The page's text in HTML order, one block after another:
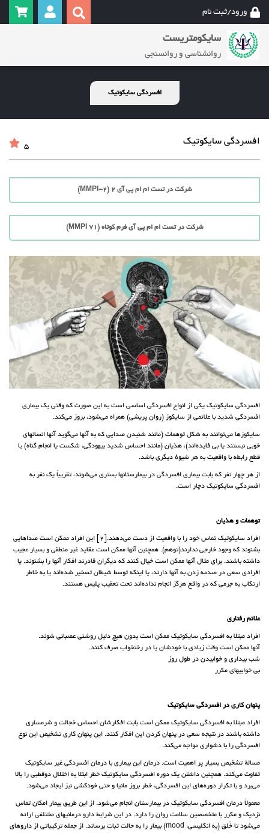
ورود/ثبت نام
سایکومتریست
روانشناسی و روانسنجی
افسردگی سایکوتیک
افسردگی سایکوتیک 5
شرکت در تست ام ام پی آی 2 (MMPI-2)
شرکت در تست ام ام پی آی فرم کوتاه (71 MMPI)
افسردگی سایکوتیک یکی از انواع افسردگی اساسی است به این صورت که وقتی یک بیماری
افسردگی شدید با علائمی از سایکوز (روان پریشی) همراه می‌شود، بروز می‌کند.
سایکوزها می‌توانند به شکل توهمات (مانند شنیدن صدایی که به آنها می‌گوید آنها انسانهای
خوبی نیستند یا بی فایده‌اند)، هذیان (مانند احساس شدید بیهودگی، شکست یا انجام گناه) یا
قطع رابطه با واقعیت به هر شیوهٔ دیگری باشد.
از هر چهار نفر که بابت بیماری افسردگی در بیمارستانها بستری می‌شوند، تقریباً یک نفر به
افسردگی سایکوتیک دچار است.
توهمات و هذیان
افراد سایکوتیک تماس خود را با واقعیت از دست می‌دهند.[2] این افراد ممکن است صداهایی
بشنوند که وجود خارجی ندارند(توهم). همچنین آنها ممکن است عقاید غیر منطقی و بسیار عجیب
داشته باشند. برای مثال آنها ممکن است خیال کنند که دیگران قادرند افکار آنها را بشنوند. یا
افرادی سعی در صدمه زدن به آنها دارند، یا اینکه توسط شیطان تسخیر شده‌اند یا به خاطر
ارتکاب به جرمی که در واقع هرگز انجام نداده‌اند تحت تعقیب پلیس هستند.
علائم رفتاری
افراد مبتلا به افسردگی سایکوتیک ممکن است بدون هیچ دلیل روشنی عصبانی شوند.
آنها ممکن است وقت زیادی با خودشان یا در رختخواب صرف کنند.
شب بیداری و خوابیدن در طول روز
بی خوابیهای مکرر
پنهان کاری در افسردگی سایکوتیک
افراد مبتلا به افسردگی سایکوتیک ممکن است بابت افکارشان احساس خجالت و شرمساری
داشته باشند در نتیجه سعی در پنهان کردن این افکار کنند. این پنهان کاری تشخیص این نوع
افسردگی را با دشواری مواجه می‌کند.
مسالهٔ تشخیص بسیار پر اهمیت است. درمان این بیماری با درمان افسردگی غیر سایکوتیک
تفاوت می‌کند. همچنین داشتن یک دوره افسردگی سایکوتیک خطر ابتلا به اختلال دوقطبی را بالا
می‌برد و با تکرار دوره‌های این افسردگی، خطر بروز مانیا و حتی خودکشی نیز ایجاد می‌شود.
معمولاً درمان افسردگی سایکوتیک در بیمارستان انجام می‌شود. از این طریق بیمار امکان تماس
نزدیک و مکرر با متخصصین سلامت روان را دارد. در این شرایط دارو درمانیهای مختلفی ارائه
می‌شود تا خُلق (به انگلیسی: mood) بیمار را به حالت ثبات برساند. از جمله ترکیباتی از داروهای